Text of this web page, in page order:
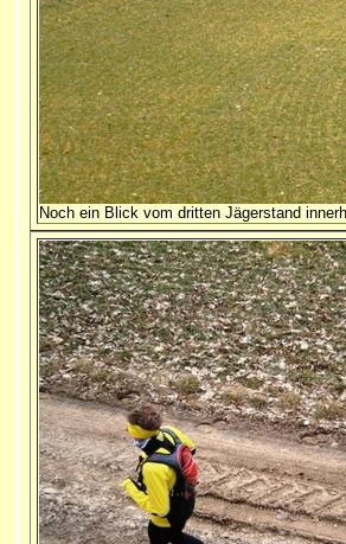
Noch ein Blick vom dritten Jägerstand